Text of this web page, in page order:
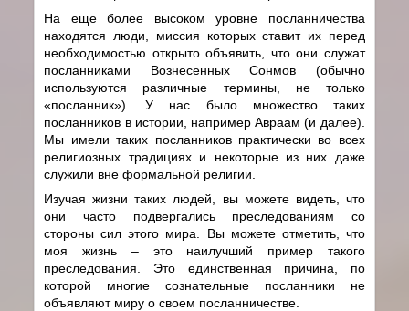
На еще более высоком уровне посланничества
находятся люди, миссия которых ставит их перед
необходимостью открыто объявить, что они служат
посланниками Вознесенных Сонмов (обычно
используются различные термины, не только
«посланник»). У нас было множество таких
посланников в истории, например Авраам (и далее).
Мы имели таких посланников практически во всех
религиозных традициях и некоторые из них даже
служили вне формальной религии.
Изучая жизни таких людей, вы можете видеть, что
они часто подвергались преследованиям со
стороны сил этого мира. Вы можете отметить, что
моя жизнь – это наилучший пример такого
преследования. Это единственная причина, по
которой многие сознательные посланники не
объявляют миру о своем посланничестве.